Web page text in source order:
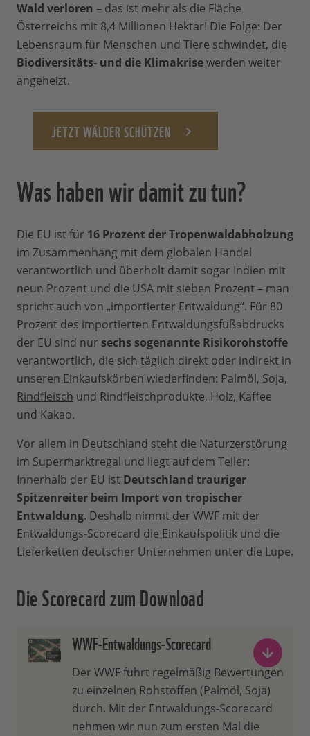
Wald verloren – das ist mehr als die Fläche
Österreichs mit 8,4 Millionen Hektar! Die Folge: Der
Lebensraum für Menschen und Tiere schwindet, die
Biodiversitäts- und die Klimakrisewerden weiter
angeheizt.
JETZT WÄLDER SCHÜTZEN
Was haben wir damit zu tun?
Die EU ist für 16 Prozent der Tropenwaldabholzung
im Zusammenhang mit dem globalen Handel
verantwortlich und überholt damit sogar Indien mit
neun Prozent und die USA mit sieben Prozent – man
spricht auch von „importierter Entwaldung“. Für 80
Prozent des importierten Entwaldungsfußabdrucks
der EU sind nur sechs sogenannte Risikorohstoffe
verantwortlich, die sich täglich direkt oder indirekt in
unseren Einkaufskörben wiederfinden: Palmöl, Soja,
Rindfleisch und Rindfleischprodukte, Holz, Kaffee
und Kakao.
Vor allem in Deutschland steht die Naturzerstörung
im Supermarktregal und liegt auf dem Teller:
Innerhalb der EU ist Deutschland trauriger
Spitzenreiter beim Import von tropischer
Entwaldung. Deshalb nimmt der WWF mit der
Entwaldungs-Scorecard die Einkaufspolitik und die
Lieferketten deutscher Unternehmen unter die Lupe.
Die Scorecard zum Download
WWF-Entwaldungs-Scorecard
Der WWF führt regelmäßig Bewertungen
zu einzelnen Rohstoffen (Palmöl, Soja)
durch. Mit der Entwaldungs-Scorecard
nehmen wir nun zum ersten Mal die